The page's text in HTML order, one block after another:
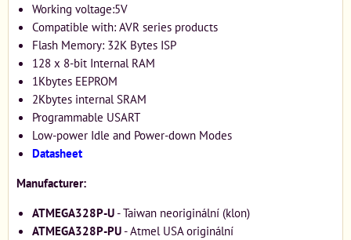
Working voltage:5V
Compatible with: AVR series products
Flash Memory: 32K Bytes ISP
128 x 8-bit Internal RAM
1Kbytes EEPROM
2Kbytes internal SRAM
Programmable USART
Low-power Idle and Power-down Modes
Datasheet
Manufacturer:
ATMEGA328P-U- Taiwan neoriginální (klon)
ATMEGA328P-PU- Atmel USA originální